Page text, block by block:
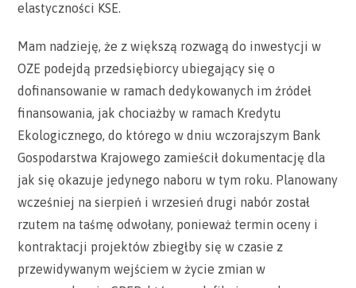
elastyczności KSE.
Mam nadzieję, że z większą rozwagą do inwestycji w
OZE podejdą przedsiębiorcy ubiegający się o
dofinansowanie w ramach dedykowanych im źródeł
finansowania, jak chociażby w ramach Kredytu
Ekologicznego, do którego w dniu wczorajszym Bank
Gospodarstwa Krajowego zamieścił dokumentację dla
jak się okazuje jedynego naboru w tym roku. Planowany
wcześniej na sierpień i wrzesień drugi nabór został
rzutem na taśmę odwołany, ponieważ termin oceny i
kontraktacji projektów zbiegłby się w czasie z
przewidywanym wejściem w życie zmian w